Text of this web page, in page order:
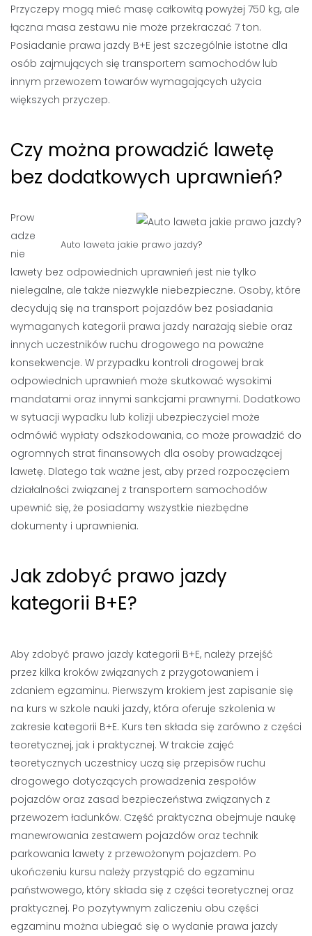
Przyczepy mogą mieć masę całkowitą powyżej 750 kg, ale
łączna masa zestawu nie może przekraczać 7 ton.
Posiadanie prawa jazdy B+E jest szczególnie istotne dla
osób zajmujących się transportem samochodów lub
innym przewozem towarów wymagających użycia
większych przyczep.
Czy można prowadzić lawetę
bez dodatkowych uprawnień?
Auto laweta jakie prawo jazdy?
Prow
adze
nie
lawety bez odpowiednich uprawnień jest nie tylko
nielegalne, ale także niezwykle niebezpieczne. Osoby, które
decydują się na transport pojazdów bez posiadania
wymaganych kategorii prawa jazdy narażają siebie oraz
innych uczestników ruchu drogowego na poważne
konsekwencje. W przypadku kontroli drogowej brak
odpowiednich uprawnień może skutkować wysokimi
mandatami oraz innymi sankcjami prawnymi. Dodatkowo
w sytuacji wypadku lub kolizji ubezpieczyciel może
odmówić wypłaty odszkodowania, co może prowadzić do
ogromnych strat finansowych dla osoby prowadzącej
lawetę. Dlatego tak ważne jest, aby przed rozpoczęciem
działalności związanej z transportem samochodów
upewnić się, że posiadamy wszystkie niezbędne
dokumenty i uprawnienia.
Jak zdobyć prawo jazdy
kategorii B+E?
Aby zdobyć prawo jazdy kategorii B+E, należy przejść
przez kilka kroków związanych z przygotowaniem i
zdaniem egzaminu. Pierwszym krokiem jest zapisanie się
na kurs w szkole nauki jazdy, która oferuje szkolenia w
zakresie kategorii B+E. Kurs ten składa się zarówno z części
teoretycznej, jak i praktycznej. W trakcie zajęć
teoretycznych uczestnicy uczą się przepisów ruchu
drogowego dotyczących prowadzenia zespołów
pojazdów oraz zasad bezpieczeństwa związanych z
przewozem ładunków. Część praktyczna obejmuje naukę
manewrowania zestawem pojazdów oraz technik
parkowania lawety z przewożonym pojazdem. Po
ukończeniu kursu należy przystąpić do egzaminu
państwowego, który składa się z części teoretycznej oraz
praktycznej. Po pozytywnym zaliczeniu obu części
egzaminu można ubiegać się o wydanie prawa jazdy